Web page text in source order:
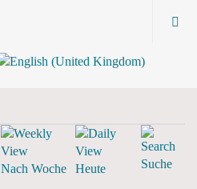
Nach Woche Heute Suche